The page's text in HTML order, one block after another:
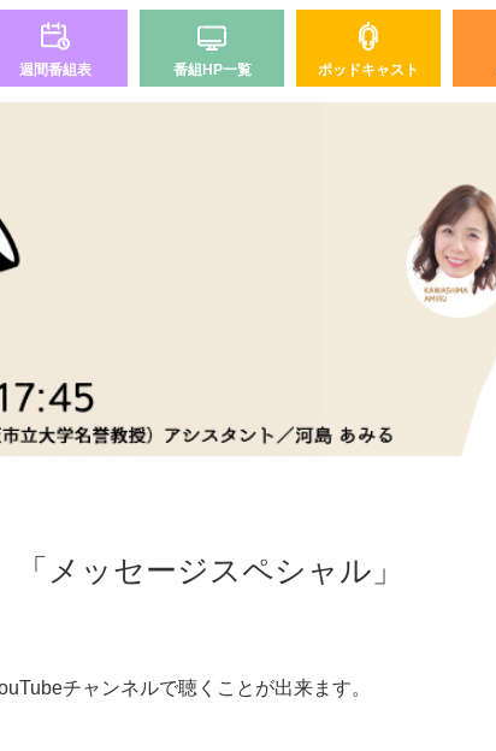
週間番組表 番組HP一覧 ポッドキャスト
メッセージスペシャル」
チャンネルで聴くことが出来ます。